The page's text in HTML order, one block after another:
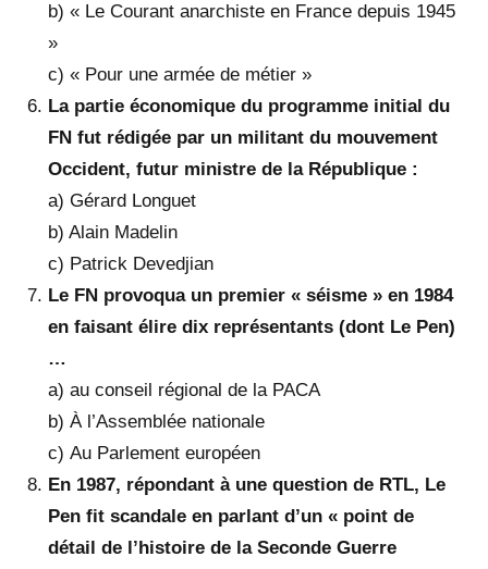
b) « Le Courant anarchiste en France depuis 1945
»
c) « Pour une armée de métier »
La partie économique du programme initial du
FN fut rédigée par un militant du mouvement
Occident, futur ministre de la République :
a) Gérard Longuet
b) Alain Madelin
c) Patrick Devedjian
Le FN provoqua un premier « séisme » en 1984
en faisant élire dix représentants (dont Le Pen)
…
a) au conseil régional de la PACA
b) À l’Assemblée nationale
c) Au Parlement européen
En 1987, répondant à une question de RTL, Le
Pen fit scandale en parlant d’un « point de
détail de l’histoire de la Seconde Guerre